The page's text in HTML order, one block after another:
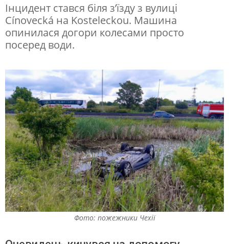
и
н
у
и
с
я
у
с
т
а
в
о
Інцидент стався біля з’їзду з вулиці
Cínovecká на Kosteleckou. Машина
опинилася догори колесами просто
посеред води.
Фото: пожежники Чехії